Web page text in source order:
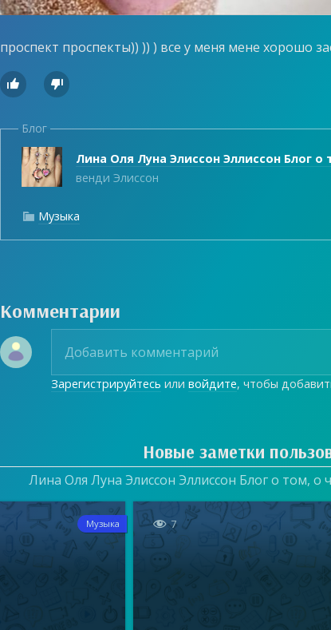
проспект проспекты)) )) ) все у меня мене хорошо
 
Блог
Лина Оля Луна Элиссон Эллиссон Блог о
венди Элиссон
 Музыка
Комментарии
Зарегистрируйтесь иливойдите, чтобы
Новые заметки
Лина Оля Луна Элиссон Эллиссон Блог о том, о
Музыка  7